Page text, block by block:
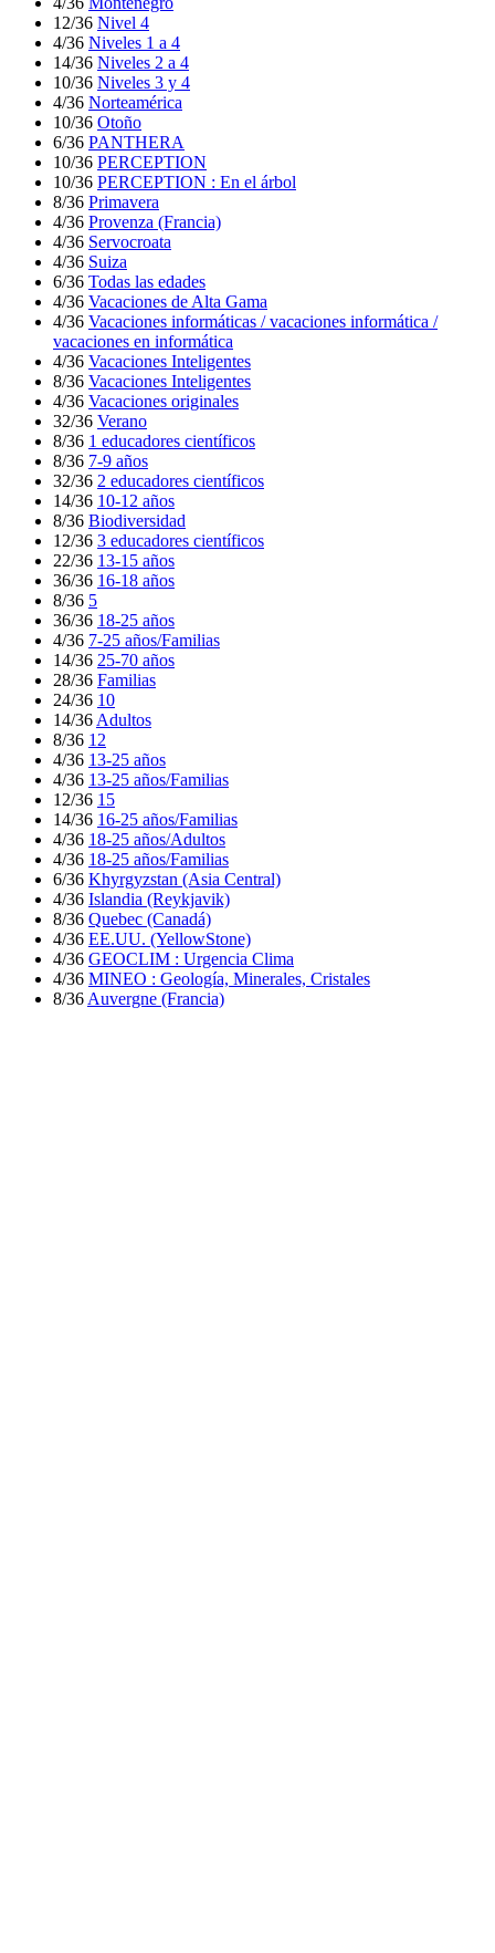
12/36 Nivel 4
4/36 Niveles 1 a 4
14/36 Niveles 2 a 4
10/36 Niveles 3 y 4
4/36 Norteamérica
10/36 Otoño
6/36 PANTHERA
10/36 PERCEPTION
10/36 PERCEPTION : En el árbol
8/36 Primavera
4/36 Provenza (Francia)
4/36 Servocroata
4/36 Suiza
6/36 Todas las edades
4/36 Vacaciones de Alta Gama
4/36 Vacaciones informáticas / vacaciones informática /
vacaciones en informática
4/36 Vacaciones Inteligentes
8/36 Vacaciones Inteligentes
4/36 Vacaciones originales
32/36 Verano
8/36 1 educadores científicos
8/36 7-9 años
32/36 2 educadores científicos
14/36 10-12 años
8/36 Biodiversidad
12/36 3 educadores científicos
22/36 13-15 años
36/36 16-18 años
8/36 5
36/36 18-25 años
4/36 7-25 años/Familias
14/36 25-70 años
28/36 Familias
24/36 10
14/36 Adultos
8/36 12
4/36 13-25 años
4/36 13-25 años/Familias
12/36 15
14/36 16-25 años/Familias
4/36 18-25 años/Adultos
4/36 18-25 años/Familias
6/36 Khyrgyzstan (Asia Central)
4/36 Islandia (Reykjavik)
8/36 Quebec (Canadá)
4/36 EE.UU. (YellowStone)
4/36 GEOCLIM : Urgencia Clima
4/36 MINEO : Geología, Minerales, Cristales
8/36 Auvergne (Francia)